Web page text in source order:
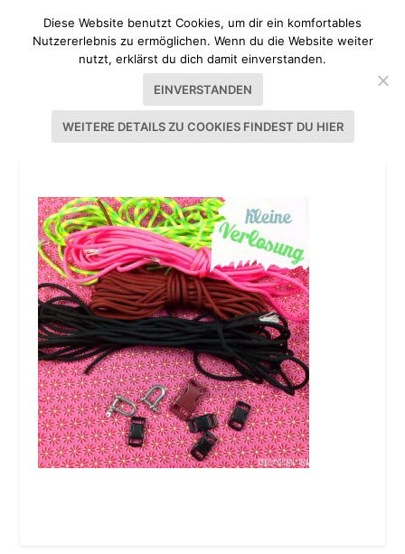
20140716-214322-78202289.JPG
Diese Website benutzt Cookies, um dir ein komfortables
Nutzererlebnis zu ermöglichen. Wenn du die Website weiter
nutzt, erklärst du dich damit einverstanden.
EINVERSTANDEN
WEITERE DETAILS ZU COOKIES FINDEST DU HIER